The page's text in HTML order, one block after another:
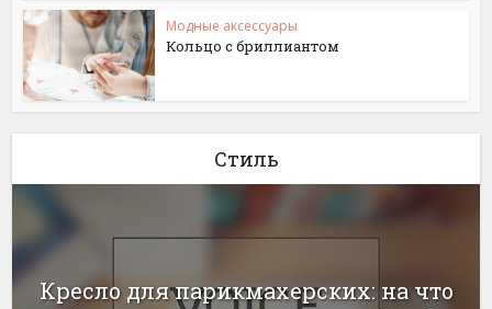
Модные аксессуары
Кольцо с бриллиантом
Стиль
Кресло для парикмахерских: на что